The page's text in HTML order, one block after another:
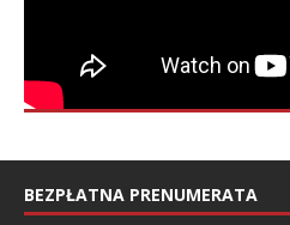
BEZPŁATNA PRENUMERATA